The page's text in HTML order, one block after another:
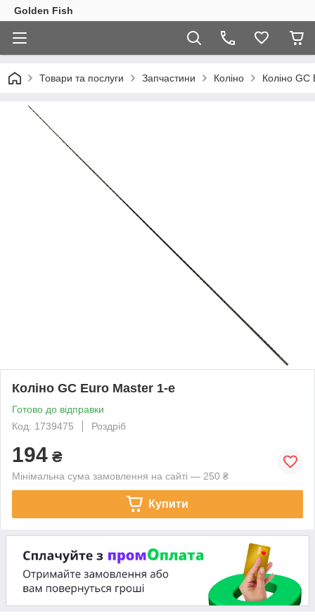
Golden Fish
Товари та послуги Запчастини Коліно Коліно
Коліно GC Euro Master 1-е
Готово до відправки
Код: 1739475
Роздріб
194 ₴
Мінімальна сума замовлення на сайті — 250 ₴
Купити